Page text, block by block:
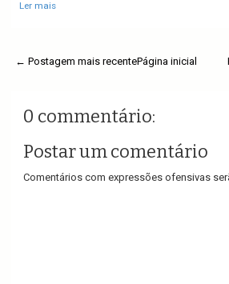
Ler mais
← Postagem mais recentePágina inicial
0 commentário:
Postar um comentário
Comentários com expressões ofensivas